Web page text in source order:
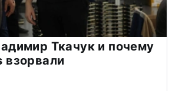
Ткачук и почему
взорвали